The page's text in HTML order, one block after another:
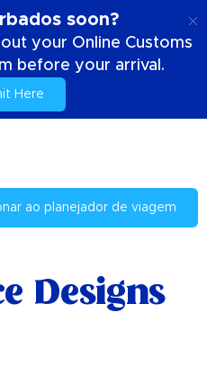
soon?
your Online Customs
before your arrival.
Here
e Romance
ao planejador de viagem
Designs